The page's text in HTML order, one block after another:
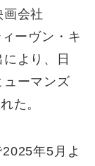
画会社
ーヴン・キ
より、日
ーマンズ
た。
年5月よ